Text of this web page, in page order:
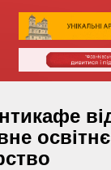
освітнє